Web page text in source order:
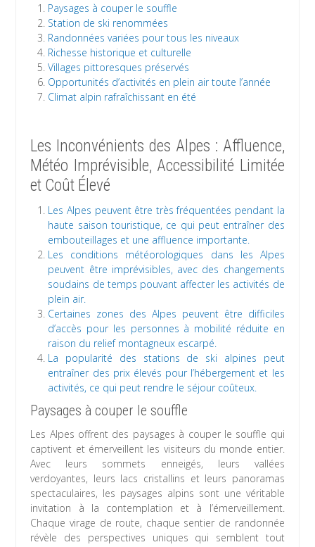
Paysages à couper le souffle
Station de ski renommées
Randonnées variées pour tous les niveaux
Richesse historique et culturelle
Villages pittoresques préservés
Opportunités d’activités en plein air toute l’année
Climat alpin rafraîchissant en été
Les Inconvénients des Alpes : Affluence,
Météo Imprévisible, Accessibilité Limitée
et Coût Élevé
Les Alpes peuvent être très fréquentées pendant la
haute saison touristique, ce qui peut entraîner des
embouteillages et une affluence importante.
Les conditions météorologiques dans les Alpes
peuvent être imprévisibles, avec des changements
soudains de temps pouvant affecter les activités de
plein air.
Certaines zones des Alpes peuvent être difficiles
d’accès pour les personnes à mobilité réduite en
raison du relief montagneux escarpé.
La popularité des stations de ski alpines peut
entraîner des prix élevés pour l’hébergement et les
activités, ce qui peut rendre le séjour coûteux.
Paysages à couper le souffle
Les Alpes offrent des paysages à couper le souffle qui
captivent et émerveillent les visiteurs du monde entier.
Avec leurs sommets enneigés, leurs vallées
verdoyantes, leurs lacs cristallins et leurs panoramas
spectaculaires, les paysages alpins sont une véritable
invitation à la contemplation et à l’émerveillement.
Chaque virage de route, chaque sentier de randonnée
révèle des perspectives uniques qui semblent tout